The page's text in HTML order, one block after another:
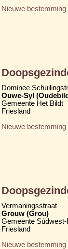
Nieuwe bestemming
Dominee
Ouwe-Syl
Gemeente Het Bildt
Friesland
Nieuwe bestemming
Vermaningsstraat
Grouw (Grou)
Gemeente
Friesland
Nieuwe bestemming